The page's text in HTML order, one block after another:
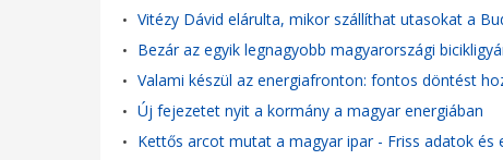
• Vitézy Dávid elárulta, mikor szállíthat utasokat a
• Bezár az egyik legnagyobb magyarországi
• Valami készül az energiafronton: fontos döntést
• Új fejezetet nyit a kormány a magyar energiában
• Kettős arcot mutat a magyar ipar - Friss adatok és